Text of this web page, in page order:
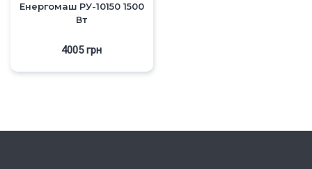
Енергомаш РУ-10150 1500
Вт
4005грн